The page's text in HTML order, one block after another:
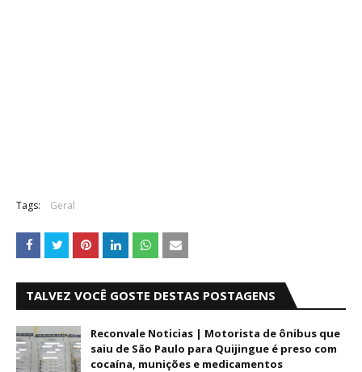
Tags: Geral
TALVEZ VOCÊ GOSTE DESTAS POSTAGENS
Reconvale Noticias | Motorista de ônibus que
saiu de São Paulo para Quijingue é preso com
cocaína, munições e medicamentos